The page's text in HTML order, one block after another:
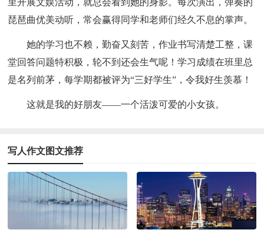
里开展文娱活动，就总会看到她的身影。每次演出，弹奏的
琵琶曲优美动听，常会赢得同学和老师们经久不息的掌声。
她的学习也不赖，勤奋又刻苦，作业书写清楚工整，课
堂回答问题特积极，轮不到还会生气呢！学习成绩在班里总
是名列前茅，每学期都被评为“三好学生”，令我好生羡慕！
这就是我的好朋友——一个活泼可爱的小女孩。
写人作文图文推荐